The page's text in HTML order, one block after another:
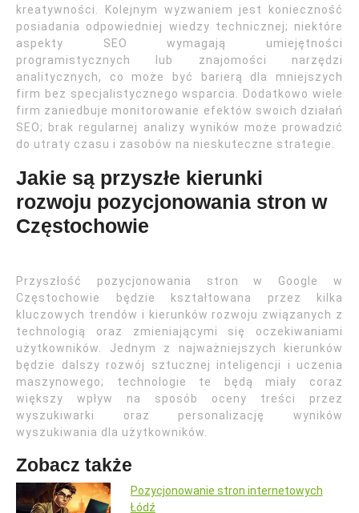
kreatywności. Kolejnym wyzwaniem jest konieczność
posiadania odpowiedniej wiedzy technicznej; niektóre
aspekty SEO wymagają umiejętności
programistycznych lub znajomości narzędzi
analitycznych, co może być barierą dla mniejszych
firm bez specjalistycznego wsparcia. Dodatkowo wiele
firm zaniedbuje monitorowanie efektów swoich działań
SEO; brak regularnej analizy wyników może prowadzić
do utraty czasu i zasobów na nieskuteczne strategie.
Jakie są przyszłe kierunki
rozwoju pozycjonowania stron w
Częstochowie
Przyszłość pozycjonowania stron w Google w
Częstochowie będzie kształtowana przez kilka
kluczowych trendów i kierunków rozwoju związanych z
technologią oraz zmieniającymi się oczekiwaniami
użytkowników. Jednym z najważniejszych kierunków
będzie dalszy rozwój sztucznej inteligencji i uczenia
maszynowego; technologie te będą miały coraz
większy wpływ na sposób oceny treści przez
wyszukiwarki oraz personalizację wyników
wyszukiwania dla użytkowników.
Zobacz także
Pozycjonowanie stron internetowych
Łódź